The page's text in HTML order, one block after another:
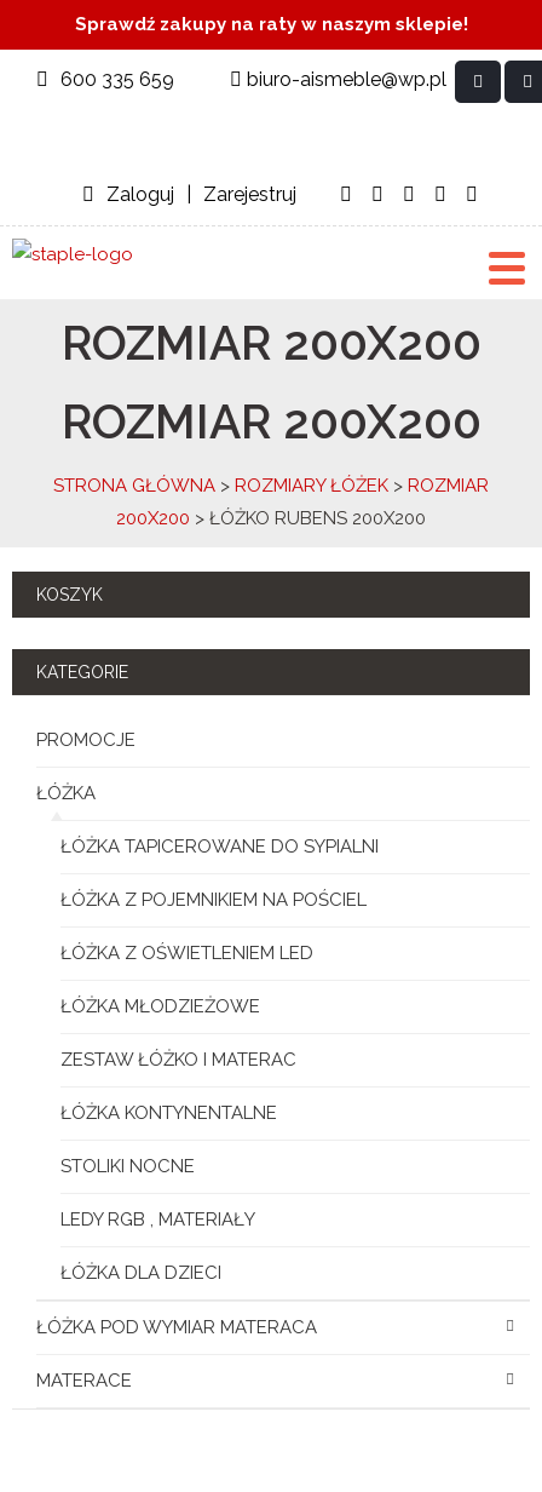
Sprawdź zakupy na raty w naszym sklepie!
600 335 659 biuro-aismeble@wp.pl
Zaloguj Zarejestruj
ROZMIAR 200X200
ROZMIAR 200X200
STRONA GŁÓWNA > ROZMIARY ŁÓŻEK > ROZMIAR
200X200 > ŁÓŻKO RUBENS 200X200
KOSZYK
KATEGORIE
PROMOCJE
ŁÓŻKA
ŁÓŻKA TAPICEROWANE DO SYPIALNI
ŁÓŻKA Z POJEMNIKIEM NA POŚCIEL
ŁÓŻKA Z OŚWIETLENIEM LED
ŁÓŻKA MŁODZIEŻOWE
ZESTAW ŁÓŻKO I MATERAC
ŁÓŻKA KONTYNENTALNE
STOLIKI NOCNE
LEDY RGB , MATERIAŁY
ŁÓŻKA DLA DZIECI
ŁÓŻKA POD WYMIAR MATERACA
MATERACE